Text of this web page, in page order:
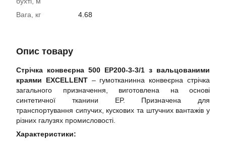
Вага, кг 4.68
Опис товару
Стрічка конвеєрна 500 EP200-3-3/1 з вальцованими
краями EXCELLENT– гумотканинна конвеєрна стрічка
загального призначення, виготовлена на основі
синтетичної тканини EP. Призначена для
транспортування сипучих, кускових та штучних вантажів у
різних галузях промисловості.
Характеристики: